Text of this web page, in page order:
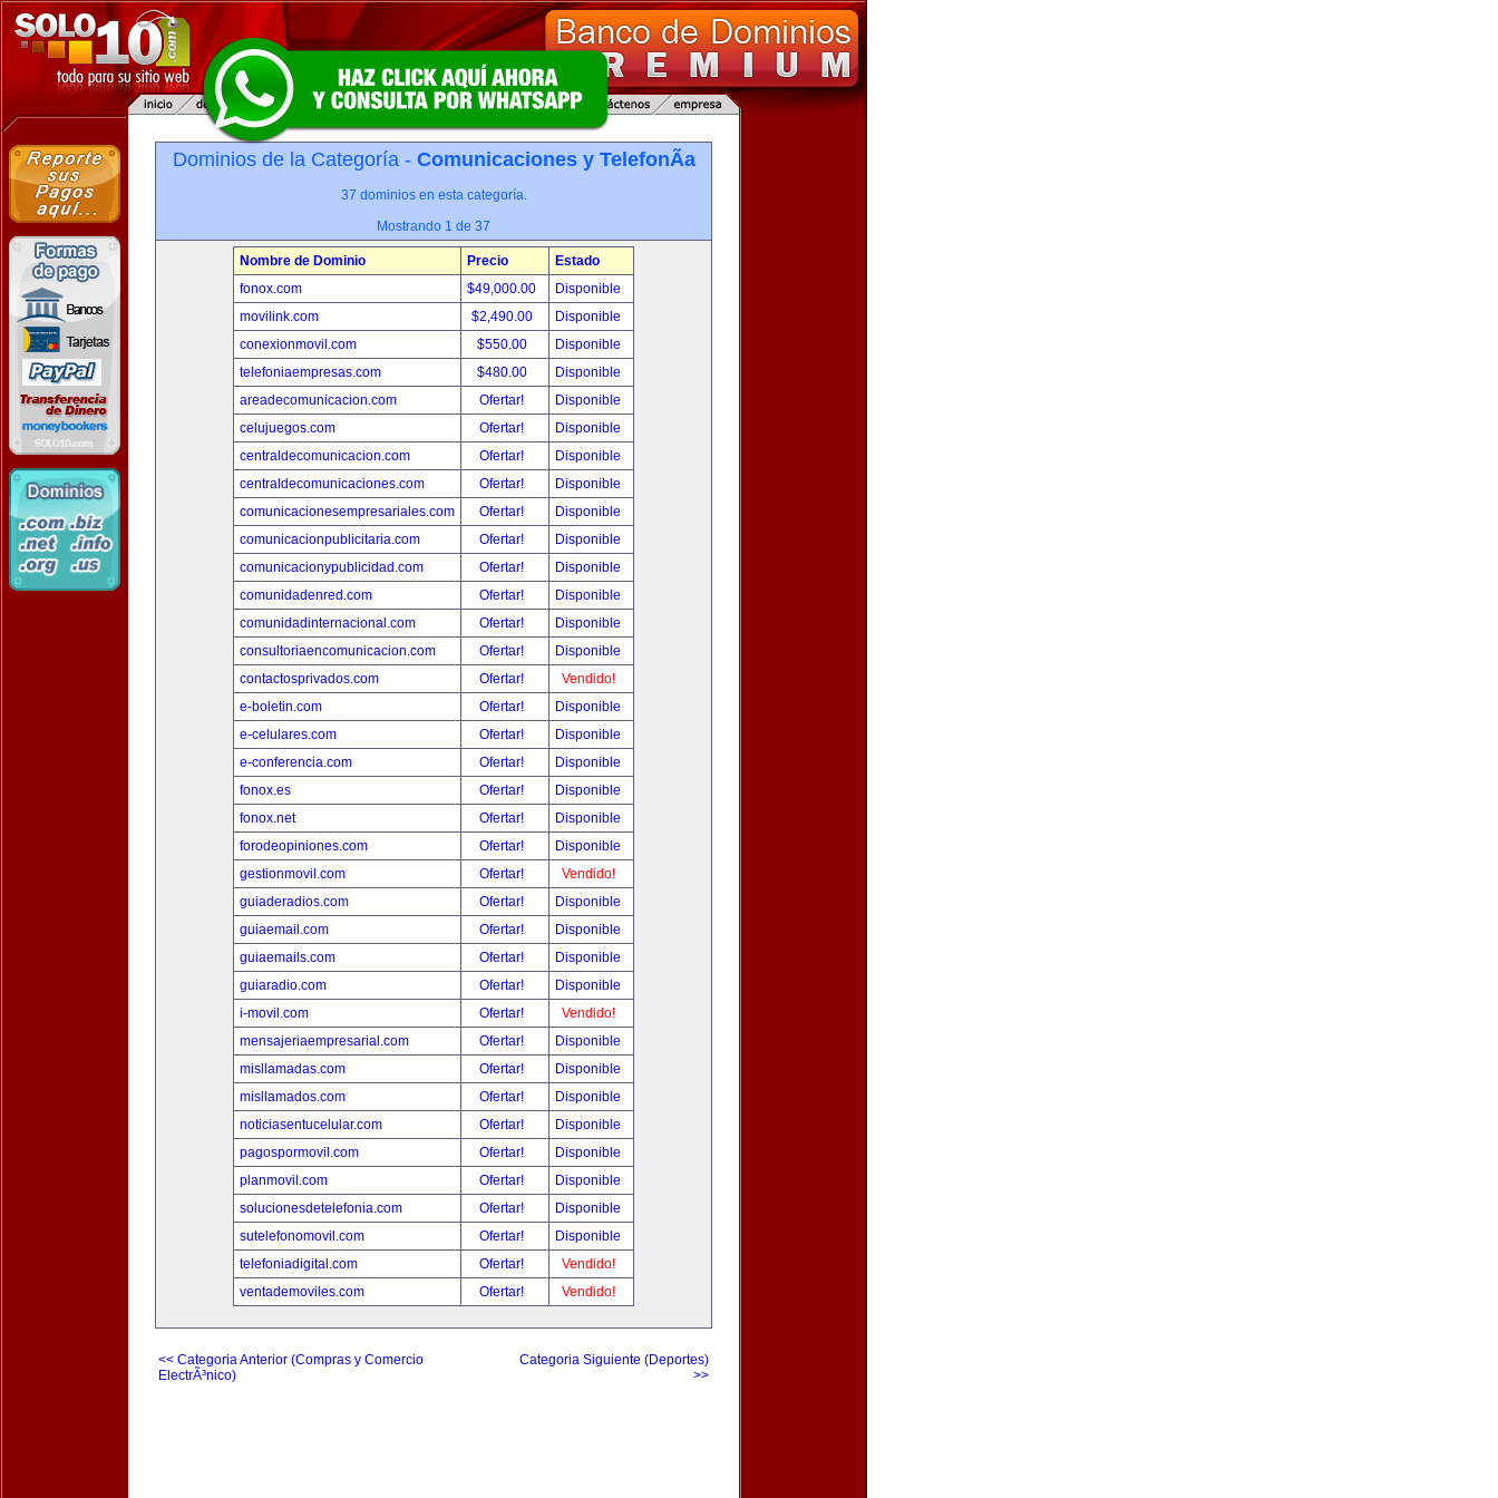
Dominios de la Categoría - Comunicaciones y TelefonÃ­a
37 dominios en esta categoría.
Mostrando 1 de 37
Nombre de Dominio Precio
Estado
fonox.com
$49,000.00
Disponible
movilink.com
$2,490.00
Disponible
conexionmovil.com
$550.00
Disponible
telefoniaempresas.com
$480.00
Disponible
areadecomunicacion.com
Ofertar!
Disponible
celujuegos.com
Ofertar!
Disponible
centraldecomunicacion.com
Ofertar!
Disponible
centraldecomunicaciones.com
Ofertar!
Disponible
comunicacionesempresariales.com
Ofertar!
Disponible
comunicacionpublicitaria.com
Ofertar!
Disponible
comunicacionypublicidad.com
Ofertar!
Disponible
comunidadenred.com
Ofertar!
Disponible
comunidadinternacional.com
Ofertar!
Disponible
consultoriaencomunicacion.com
Ofertar!
Disponible
contactosprivados.com
Ofertar!
Vendido!
e-boletin.com
Ofertar!
Disponible
e-celulares.com
Ofertar!
Disponible
e-conferencia.com
Ofertar!
Disponible
fonox.es
Ofertar!
Disponible
fonox.net
Ofertar!
Disponible
forodeopiniones.com
Ofertar!
Disponible
gestionmovil.com
Ofertar!
Vendido!
guiaderadios.com
Ofertar!
Disponible
guiaemail.com
Ofertar!
Disponible
guiaemails.com
Ofertar!
Disponible
guiaradio.com
Ofertar!
Disponible
i-movil.com
Ofertar!
Vendido!
mensajeriaempresarial.com
Ofertar!
Disponible
misllamadas.com
Ofertar!
Disponible
misllamados.com
Ofertar!
Disponible
noticiasentucelular.com
Ofertar!
Disponible
pagospormovil.com
Ofertar!
Disponible
planmovil.com
Ofertar!
Disponible
solucionesdetelefonia.com
Ofertar!
Disponible
sutelefonomovil.com
Ofertar!
Disponible
telefoniadigital.com
Ofertar!
Vendido!
ventademoviles.com
Ofertar! Vendido!
<< Categoria Anterior (Compras y Comercio
ElectrÃ³nico)
Categoria Siguiente (Deportes)
>>